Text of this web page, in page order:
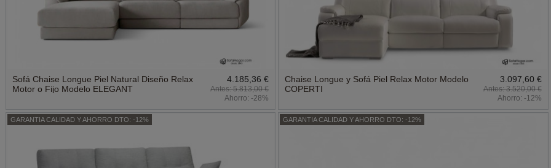
Sofá Chaise Longue Piel Natural Diseño Relax
Motor o Fijo Modelo ELEGANT
4.185,36 €
5.813,00 €
Ahorro:-28%
Chaise Longue y Sofá Piel Relax Motor Modelo
COPERTI
3.097,60 €
3.520,00 €
Ahorro: -12%
GARANTIA CALIDAD Y AHORRO DTO: -12% GARANTIA CALIDAD Y AHORRO DTO: -12%